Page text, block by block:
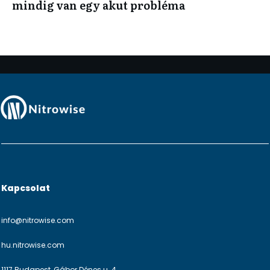
mindig van egy akut probléma
Kapcsolat
info@nitrowise.com
hu.nitrowise.com